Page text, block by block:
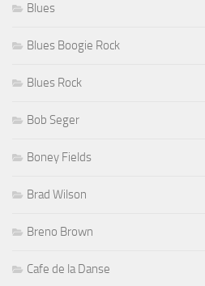
Blues
Blues Boogie Rock
Blues Rock
Bob Seger
Boney Fields
Brad Wilson
Breno Brown
Cafe de la Danse